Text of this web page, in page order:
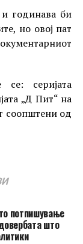
годинава би
но овој пат
серијата
„Д Пит“ на
соопштени од
потпишување
што